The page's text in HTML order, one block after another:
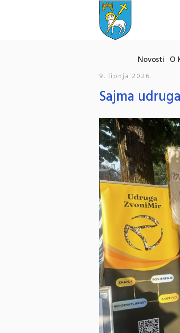
Novosti O
9. lipnja 2026.
Sajma